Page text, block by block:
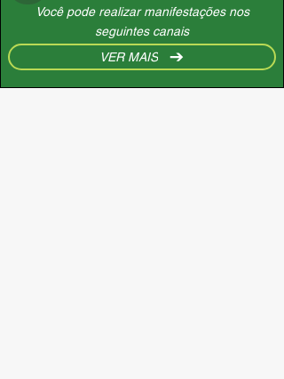
Você pode realizar manifestações nos
seguintes canais
VER MAIS